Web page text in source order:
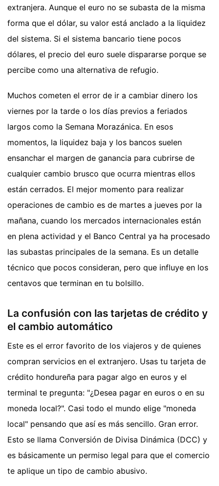
extranjera. Aunque el euro no se subasta de la misma
forma que el dólar, su valor está anclado a la liquidez
del sistema. Si el sistema bancario tiene pocos
dólares, el precio del euro suele dispararse porque se
percibe como una alternativa de refugio.
Muchos cometen el error de ir a cambiar dinero los
viernes por la tarde o los días previos a feriados
largos como la Semana Morazánica. En esos
momentos, la liquidez baja y los bancos suelen
ensanchar el margen de ganancia para cubrirse de
cualquier cambio brusco que ocurra mientras ellos
están cerrados. El mejor momento para realizar
operaciones de cambio es de martes a jueves por la
mañana, cuando los mercados internacionales están
en plena actividad y el Banco Central ya ha procesado
las subastas principales de la semana. Es un detalle
técnico que pocos consideran, pero que influye en los
centavos que terminan en tu bolsillo.
La confusión con las tarjetas de crédito y
el cambio automático
Este es el error favorito de los viajeros y de quienes
compran servicios en el extranjero. Usas tu tarjeta de
crédito hondureña para pagar algo en euros y el
terminal te pregunta: "¿Desea pagar en euros o en su
moneda local?". Casi todo el mundo elige "moneda
local" pensando que así es más sencillo. Gran error.
Esto se llama Conversión de Divisa Dinámica (DCC) y
es básicamente un permiso legal para que el comercio
te aplique un tipo de cambio abusivo.